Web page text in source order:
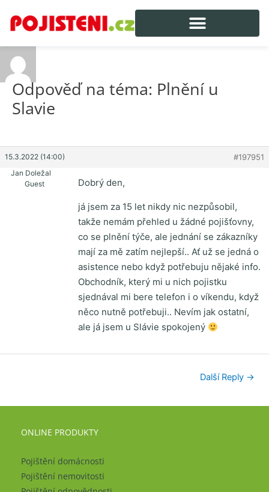
Odpověď na téma: Plnění u
Slavie
15.3.2022 (14:00) #197951
Jan Doležal
Guest
Dobrý den,
já jsem za 15 let nikdy nic nezpůsobil,
takže nemám přehled u žádné pojišťovny,
co se plnění týče, ale jednání se zákazníky
mají za mě zatím nejlepší.. Ať už se jedná o
asistence nebo když potřebuju nějaké info.
Obchodník, který mi u nich pojistku
sjednával mi bere telefon i o víkendu, když
něco nutně potřebuji.. Nevím jak ostatní,
ale já jsem u Slávie spokojený
Další Reply →
ONLINE PRODUKTY
Pojištění domácnosti
Pojištění nemovitosti